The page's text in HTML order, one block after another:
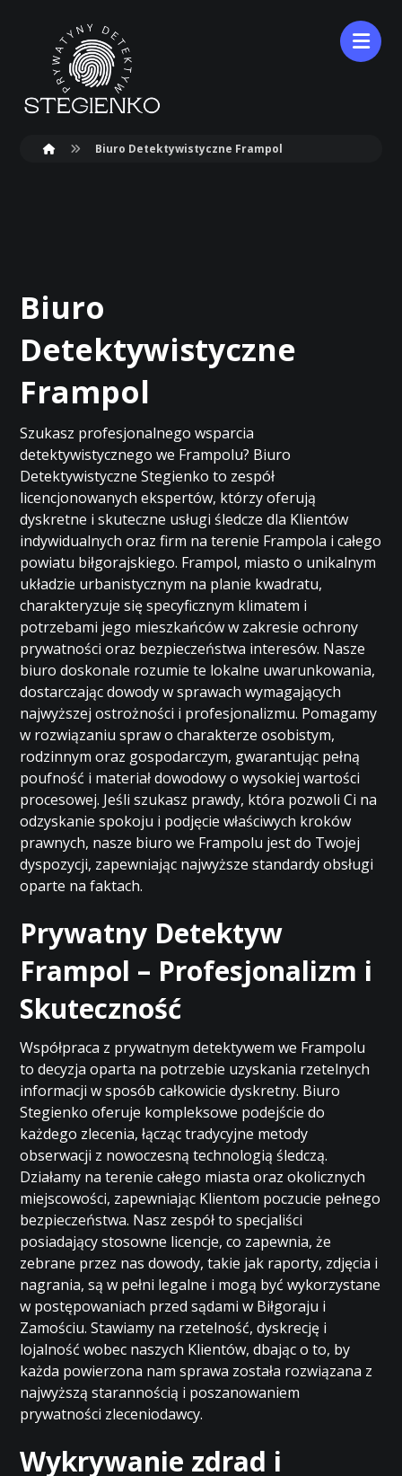
Biuro Detektywistyczne Frampol
Biuro
Detektywistyczne
Frampol
Szukasz profesjonalnego wsparcia
detektywistycznego we Frampolu? Biuro
Detektywistyczne Stegienko to zespół
licencjonowanych ekspertów, którzy oferują
dyskretne i skuteczne usługi śledcze dla Klientów
indywidualnych oraz firm na terenie Frampola i całego
powiatu biłgorajskiego. Frampol, miasto o unikalnym
układzie urbanistycznym na planie kwadratu,
charakteryzuje się specyficznym klimatem i
potrzebami jego mieszkańców w zakresie ochrony
prywatności oraz bezpieczeństwa interesów. Nasze
biuro doskonale rozumie te lokalne uwarunkowania,
dostarczając dowody w sprawach wymagających
najwyższej ostrożności i profesjonalizmu. Pomagamy
w rozwiązaniu spraw o charakterze osobistym,
rodzinnym oraz gospodarczym, gwarantując pełną
poufność i materiał dowodowy o wysokiej wartości
procesowej. Jeśli szukasz prawdy, która pozwoli Ci na
odzyskanie spokoju i podjęcie właściwych kroków
prawnych, nasze biuro we Frampolu jest do Twojej
dyspozycji, zapewniając najwyższe standardy obsługi
oparte na faktach.
Prywatny Detektyw
Frampol – Profesjonalizm i
Skuteczność
Współpraca z prywatnym detektywem we Frampolu
to decyzja oparta na potrzebie uzyskania rzetelnych
informacji w sposób całkowicie dyskretny. Biuro
Stegienko oferuje kompleksowe podejście do
każdego zlecenia, łącząc tradycyjne metody
obserwacji z nowoczesną technologią śledczą.
Działamy na terenie całego miasta oraz okolicznych
miejscowości, zapewniając Klientom poczucie pełnego
bezpieczeństwa. Nasz zespół to specjaliści
posiadający stosowne licencje, co zapewnia, że
zebrane przez nas dowody, takie jak raporty, zdjęcia i
nagrania, są w pełni legalne i mogą być wykorzystane
w postępowaniach przed sądami w Biłgoraju i
Zamościu. Stawiamy na rzetelność, dyskrecję i
lojalność wobec naszych Klientów, dbając o to, by
każda powierzona nam sprawa została rozwiązana z
najwyższą starannością i poszanowaniem
prywatności zleceniodawcy.
Wykrywanie zdrad i